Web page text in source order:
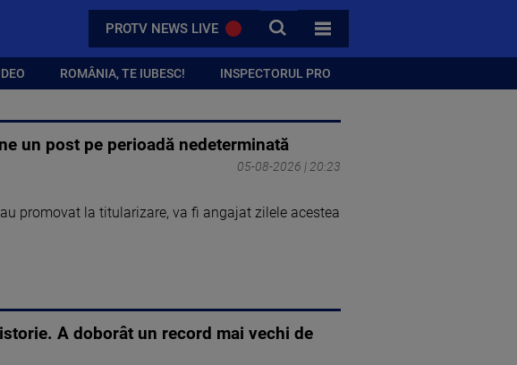
PROTV NEWS LIVE CAUTA
TOATE CATEGORIILE
ROMÂNIA, TE IUBESC! INSPECTORUL PRO
un post pe perioadă nedeterminată
05-08-2026 | 20:23
promovat la titularizare, va fi angajat zilele acestea
A doborât un record mai vechi de